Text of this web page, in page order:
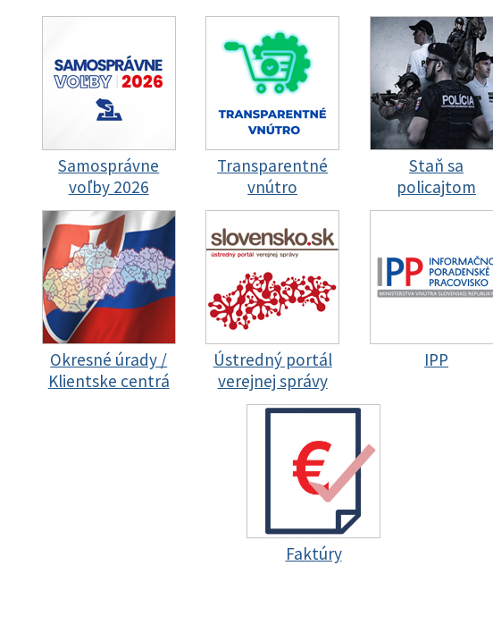
Samosprávne
voľby 2026
Transparentné
vnútro
Staň sa
policajtom
Okresné úrady /
Klientske centrá
Ústredný portál
verejnej správy
IPP
Faktúry